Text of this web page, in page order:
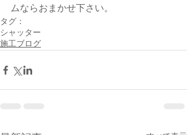
ムならおまかせ下さい。
タグ：
シャッター
施工ブログ